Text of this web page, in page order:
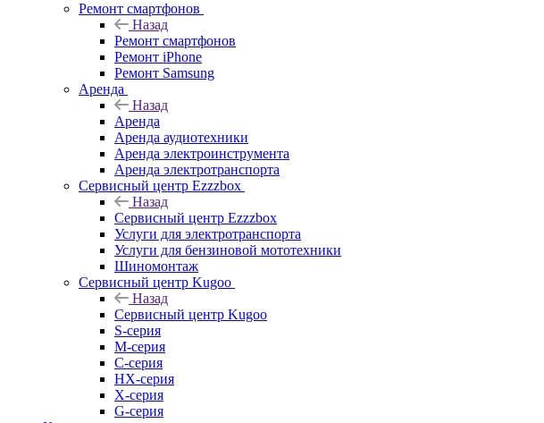
Ремонт смартфонов
Назад
Ремонт смартфонов
Ремонт iPhone
Ремонт Samsung
Аренда
Назад
Аренда
Аренда аудиотехники
Аренда электроинструмента
Аренда электротранспорта
Сервисный центр Ezzzbox
Назад
Сервисный центр Ezzzbox
Услуги для электротранспорта
Услуги для бензиновой мототехники
Шиномонтаж
Сервисный центр Kugoo
Назад
Сервисный центр Kugoo
S-cерия
M-серия
С-серия
HX-серия
X-серия
G-серия